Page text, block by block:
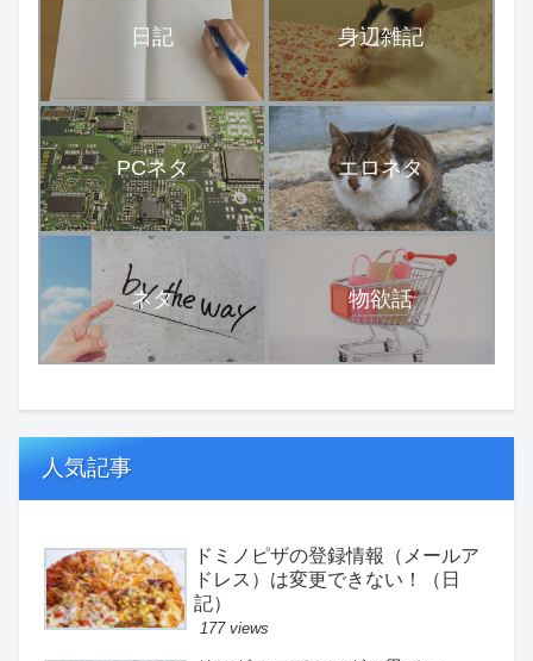
日記 身辺雑記
PCネタ エロネタ
ネタ 物欲話
人気記事
ドミノピザの登録情報（メールア
ドレス）は変更できない！（日
記）
177 views